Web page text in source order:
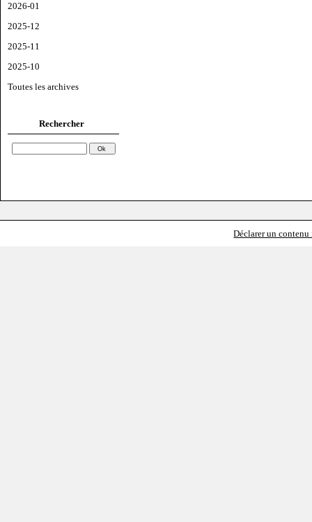
2026-01
2025-12
2025-11
2025-10
Toutes les archives
Rechercher
Déclarer un